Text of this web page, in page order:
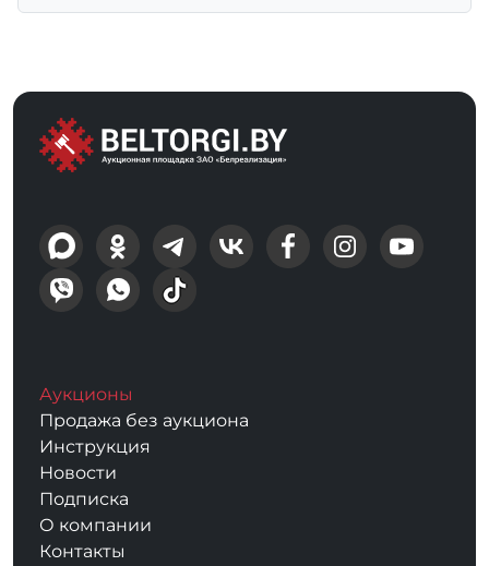
Аукционы
Продажа без аукциона
Инструкция
Новости
Подписка
О компании
Контакты